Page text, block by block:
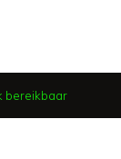
bereikbaar